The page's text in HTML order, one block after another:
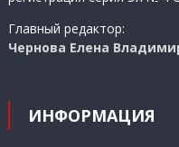
Главный редактор:
Чернова Елена
ИНФОРМАЦИЯ